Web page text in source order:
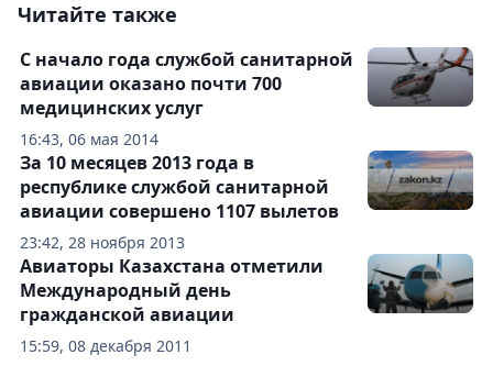
Читайте также
16:43, 06 мая 2014
С начало года службой санитарной
авиации оказано почти 700
медицинских услуг
23:42, 28 ноября 2013
За 10 месяцев 2013 года в
республике службой санитарной
авиации совершено 1107 вылетов
15:59, 08 декабря 2011
Авиаторы Казахстана отметили
Международный день
гражданской авиации